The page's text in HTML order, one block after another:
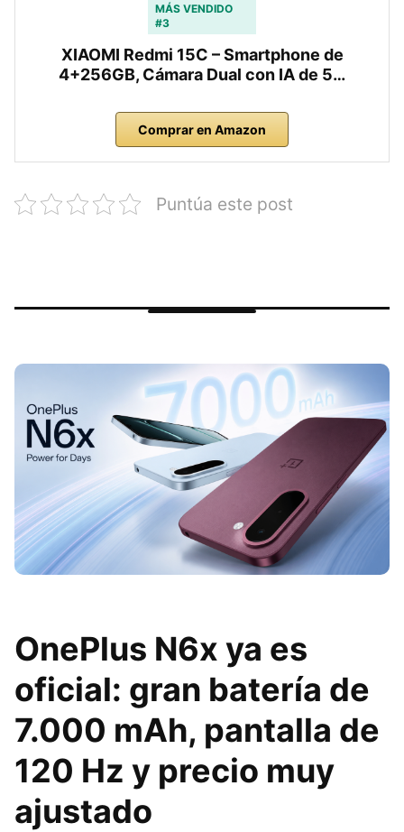
MÁS VENDIDO
#3
XIAOMI Redmi 15C – Smartphone de
4+256GB, Cámara Dual con IA de 5…
Comprar en Amazon
Puntúa este post
OnePlus N6x ya es
oficial: gran batería de
7.000 mAh, pantalla de
120 Hz y precio muy
ajustado